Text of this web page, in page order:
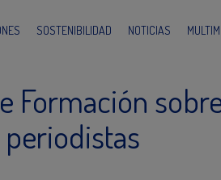
SOSTENIBILIDAD NOTICIAS
Formación